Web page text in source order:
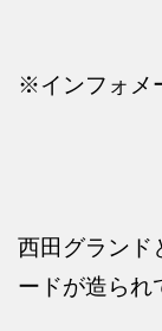
※インフォメ
西田グランド
ードが造られ